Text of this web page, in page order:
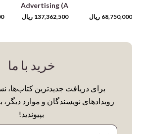
68,750,000 ریال
Advertising (A
Sneaker Freaker
137,362,500 ریال
خرید با ما
برای دریافت جدیدترین کتاب‌ها،
رویدادهای نویسندگان و موارد
بپیوندید!
ایمیل